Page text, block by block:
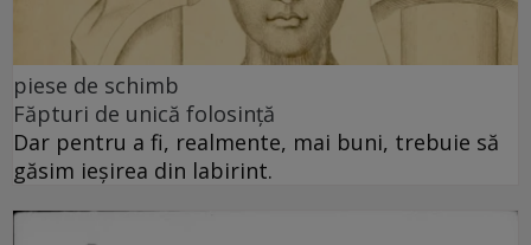
piese de schimb
Făpturi de unică folosință
Dar pentru a fi, realmente, mai buni, trebuie să
găsim ieșirea din labirint.